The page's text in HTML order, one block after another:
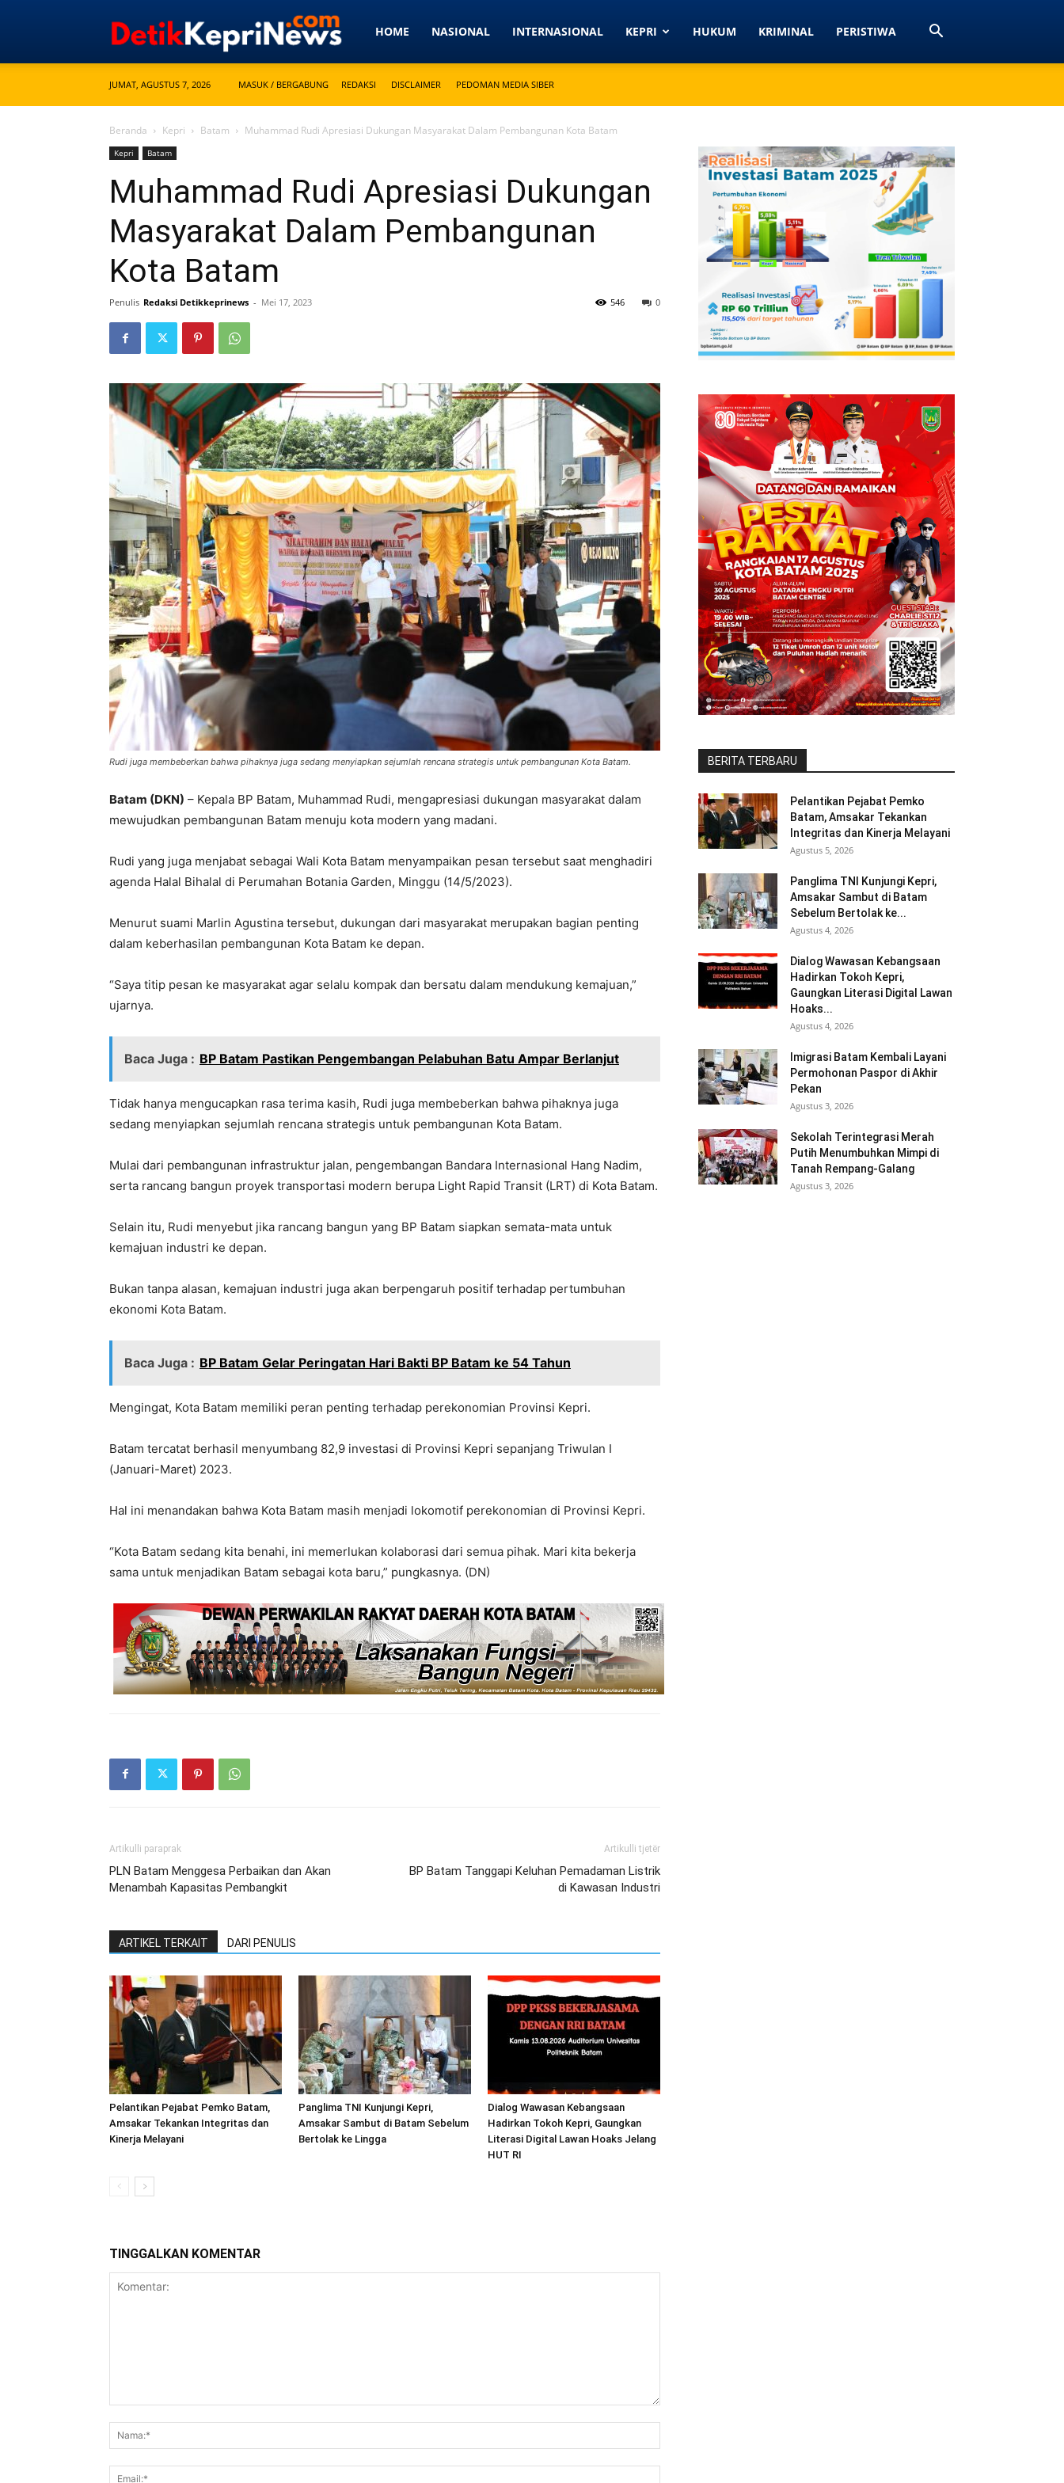
Detikkeprinews.com
HOME NASIONAL INTERNASIONAL KEPRI HUKUM KRIMINAL PERISTIWA
JUMAT, AGUSTUS 7, 2026 MASUK / BERGABUNG REDAKSI DISCLAIMER PEDOMAN MEDIA SIBER
Beranda Kepri Batam Muhammad Rudi Apresiasi Dukungan Masyarakat Dalam Pembangunan Kota Batam
Kepri Batam
Muhammad Rudi Apresiasi Dukungan
Masyarakat Dalam Pembangunan
Kota Batam
Penulis Redaksi Detikkeprinews - Mei 17, 2023 0
546
Rudi juga membeberkan bahwa pihaknya juga sedang menyiapkan sejumlah rencana strategis untuk pembangunan Kota Batam.
Batam (DKN) – Kepala BP Batam, Muhammad Rudi, mengapresiasi dukungan masyarakat dalam
mewujudkan pembangunan Batam menuju kota modern yang madani.
Rudi yang juga menjabat sebagai Wali Kota Batam menyampaikan pesan tersebut saat menghadiri
agenda Halal Bihalal di Perumahan Botania Garden, Minggu (14/5/2023).
Menurut suami Marlin Agustina tersebut, dukungan dari masyarakat merupakan bagian penting
dalam keberhasilan pembangunan Kota Batam ke depan.
“Saya titip pesan ke masyarakat agar selalu kompak dan bersatu dalam mendukung kemajuan,”
ujarnya.
Baca Juga : BP Batam Pastikan Pengembangan Pelabuhan Batu Ampar Berlanjut
Tidak hanya mengucapkan rasa terima kasih, Rudi juga membeberkan bahwa pihaknya juga
sedang menyiapkan sejumlah rencana strategis untuk pembangunan Kota Batam.
Mulai dari pembangunan infrastruktur jalan, pengembangan Bandara Internasional Hang Nadim,
serta rancang bangun proyek transportasi modern berupa Light Rapid Transit (LRT) di Kota Batam.
Selain itu, Rudi menyebut jika rancang bangun yang BP Batam siapkan semata-mata untuk
kemajuan industri ke depan.
Bukan tanpa alasan, kemajuan industri juga akan berpengaruh positif terhadap pertumbuhan
ekonomi Kota Batam.
Baca Juga : BP Batam Gelar Peringatan Hari Bakti BP Batam ke 54 Tahun
Mengingat, Kota Batam memiliki peran penting terhadap perekonomian Provinsi Kepri.
Batam tercatat berhasil menyumbang 82,9 investasi di Provinsi Kepri sepanjang Triwulan I
(Januari-Maret) 2023.
Hal ini menandakan bahwa Kota Batam masih menjadi lokomotif perekonomian di Provinsi Kepri.
“Kota Batam sedang kita benahi, ini memerlukan kolaborasi dari semua pihak. Mari kita bekerja
sama untuk menjadikan Batam sebagai kota baru,” pungkasnya. (DN)
Artikulli paraprak
PLN Batam Menggesa Perbaikan dan Akan
Menambah Kapasitas Pembangkit
Artikulli tjetër
BP Batam Tanggapi Keluhan Pemadaman Listrik
di Kawasan Industri
ARTIKEL TERKAIT DARI PENULIS
Pelantikan Pejabat Pemko Batam,
Amsakar Tekankan Integritas dan
Kinerja Melayani
Panglima TNI Kunjungi Kepri,
Amsakar Sambut di Batam Sebelum
Bertolak ke Lingga
Dialog Wawasan Kebangsaan
Hadirkan Tokoh Kepri, Gaungkan
Literasi Digital Lawan Hoaks Jelang
HUT RI
TINGGALKAN KOMENTAR
BERITA TERBARU
Pelantikan Pejabat Pemko
Batam, Amsakar Tekankan
Integritas dan Kinerja Melayani
Agustus 5, 2026
Panglima TNI Kunjungi Kepri,
Amsakar Sambut di Batam
Sebelum Bertolak ke...
Agustus 4, 2026
Dialog Wawasan Kebangsaan
Hadirkan Tokoh Kepri,
Gaungkan Literasi Digital Lawan
Hoaks...
Agustus 4, 2026
Imigrasi Batam Kembali Layani
Permohonan Paspor di Akhir
Pekan
Agustus 3, 2026
Sekolah Terintegrasi Merah
Putih Menumbuhkan Mimpi di
Tanah Rempang-Galang
Agustus 3, 2026